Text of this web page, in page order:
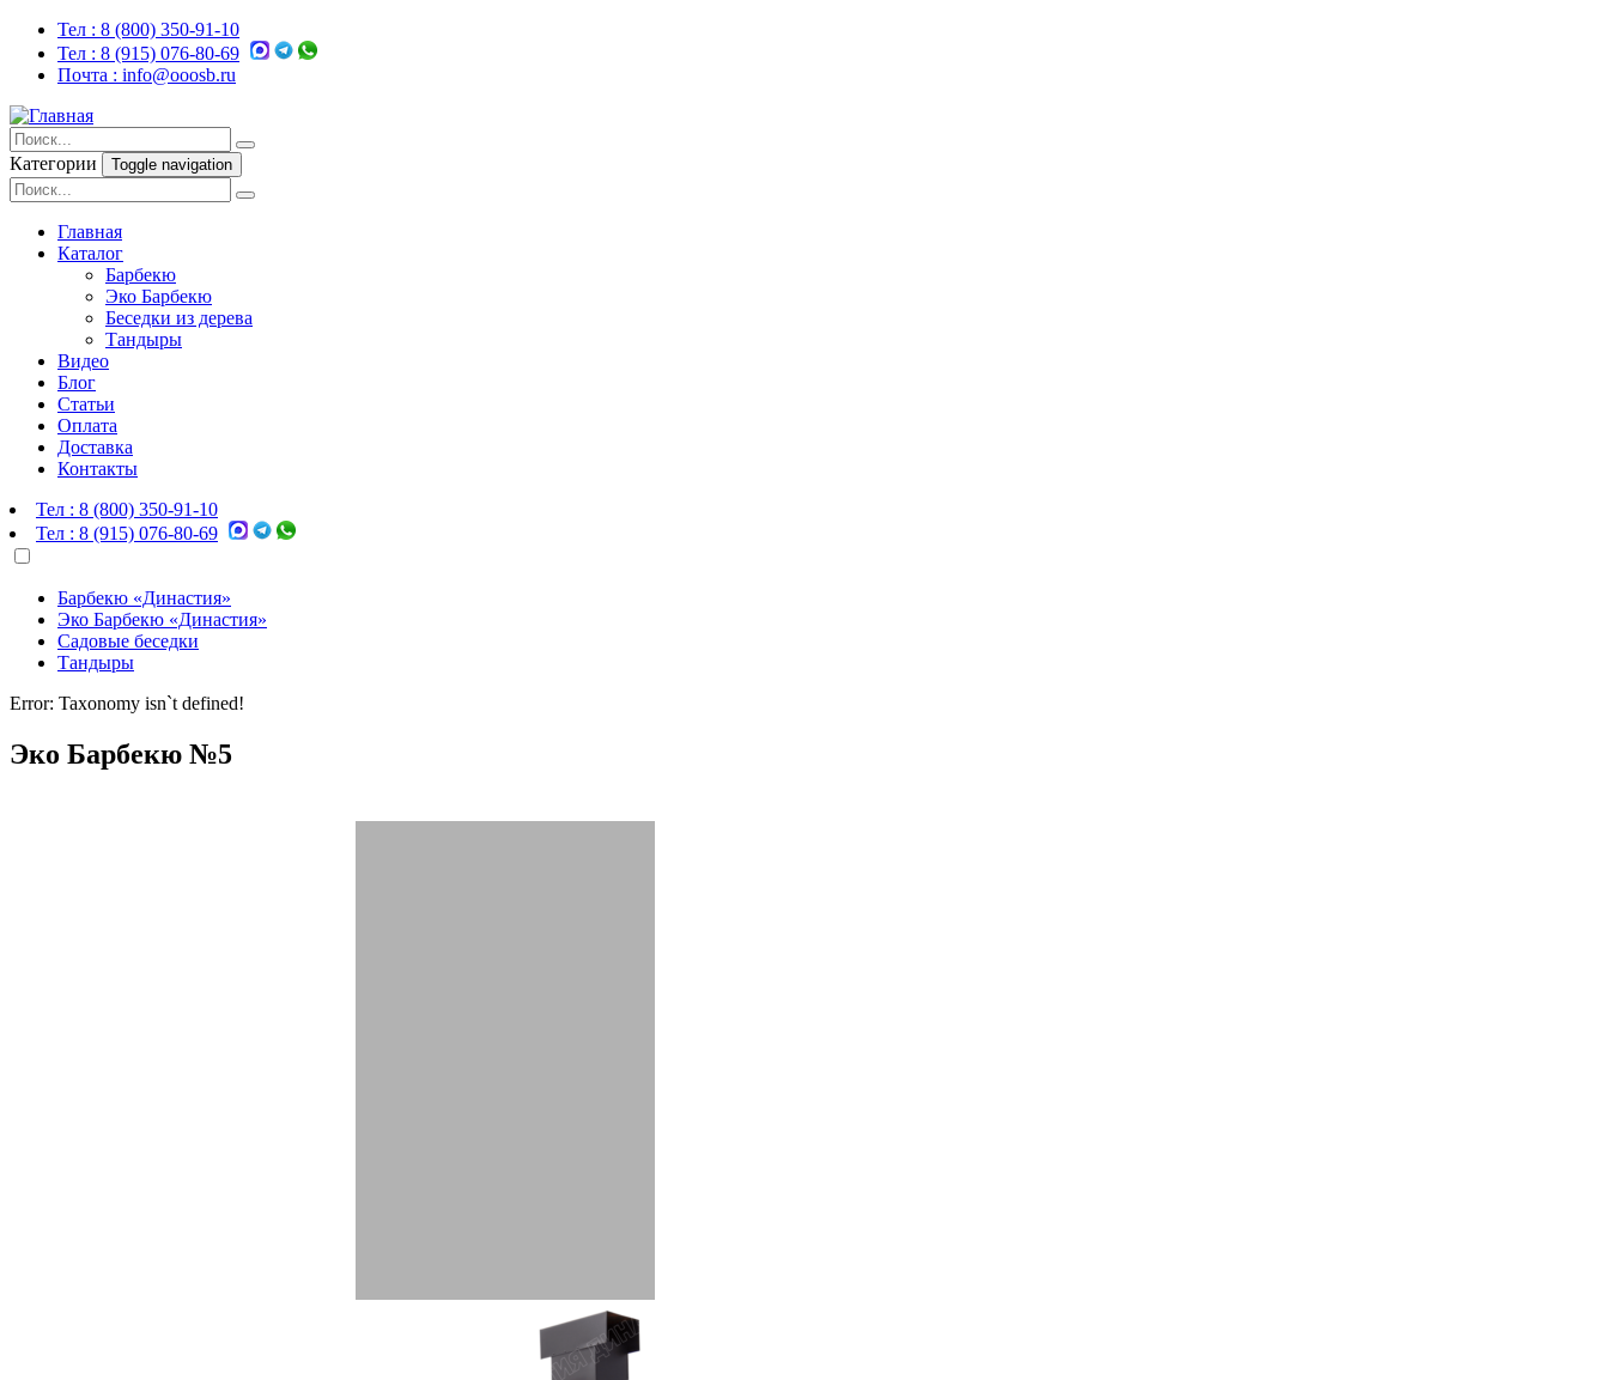
Тел : 8 (800) 350-91-10
Тел : 8 (915) 076-80-69
Почта : info@ooosb.ru
Категории Toggle navigation
Главная
Каталог
Барбекю
Эко Барбекю
Беседки из дерева
Тандыры
Видео
Блог
Статьи
Оплата
Доставка
Контакты
Тел : 8 (800) 350-91-10
Тел : 8 (915) 076-80-69
Барбекю «Династия»
Эко Барбекю «Династия»
Садовые беседки
Тандыры
Error: Taxonomy isn`t defined!
Эко Барбекю №5